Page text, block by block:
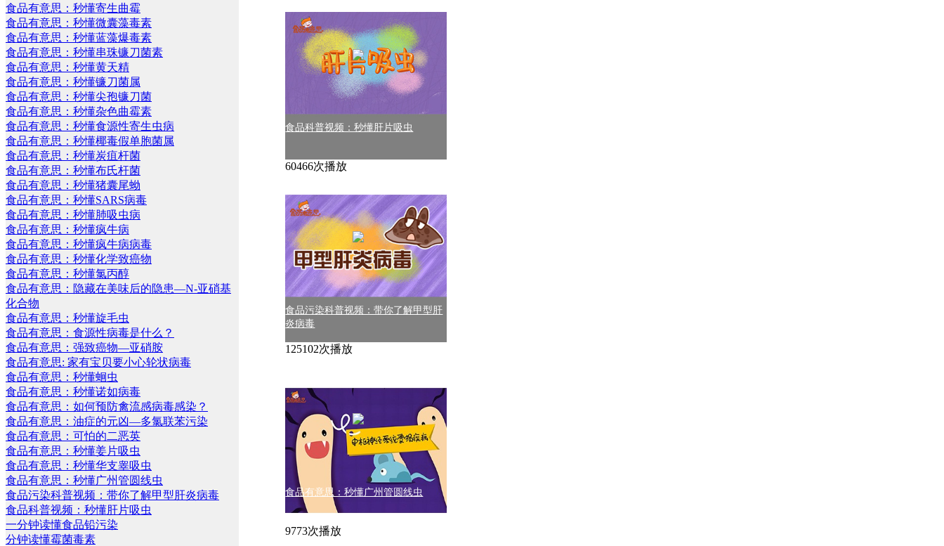
食品有意思：秒懂寄生曲霉
食品有意思：秒懂微囊藻毒素
食品有意思：秒懂蓝藻爆毒素
食品有意思：秒懂串珠镰刀菌素
食品有意思：秒懂黄天精
食品有意思：秒懂镰刀菌属
食品有意思：秒懂尖孢镰刀菌
食品有意思：秒懂杂色曲霉素
食品有意思：秒懂食源性寄生虫病
食品有意思：秒懂椰毒假单胞菌属
食品有意思：秒懂炭疽杆菌
食品有意思：秒懂布氏杆菌
食品有意思：秒懂猪囊尾蚴
食品有意思：秒懂SARS病毒
食品有意思：秒懂肺吸虫病
食品有意思：秒懂疯牛病
食品有意思：秒懂疯牛病病毒
食品有意思：秒懂化学致癌物
食品有意思：秒懂氯丙醇
食品有意思：隐藏在美味后的隐患—N-亚硝基
化合物
食品有意思：秒懂旋毛虫
食品有意思：食源性病毒是什么？
食品有意思：强致癌物—亚硝胺
食品有意思: 家有宝贝要小心轮状病毒
食品有意思：秒懂蛔虫
食品有意思：秒懂诺如病毒
食品有意思：如何预防禽流感病毒感染？
食品有意思：油症的元凶—多氯联苯污染
食品有意思：可怕的二恶英
食品有意思：秒懂姜片吸虫
食品有意思：秒懂华支睾吸虫
食品有意思：秒懂广州管圆线虫
食品污染科普视频：带你了解甲型肝炎病毒
食品科普视频：秒懂肝片吸虫
一分钟读懂食品铅污染
分钟读懂霉菌毒素
食品科普视频：秒懂肝片吸虫
60466次播放
食品污染科普视频：带你了解甲型肝
炎病毒
125102次播放
食品有意思：秒懂广州管圆线虫
9773次播放